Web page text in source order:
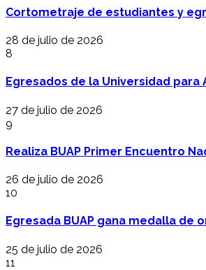
Cortometraje de estudiantes y
28 de julio de 2026
8
Egresados de la Universidad
27 de julio de 2026
9
Realiza BUAP Primer Encuentro
26 de julio de 2026
10
Egresada BUAP gana medalla de
25 de julio de 2026
11